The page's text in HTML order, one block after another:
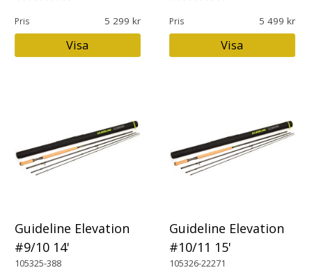
Pris 5 299
Visa
Pris 5 499
Visa
Guideline Elevation
#9/10 14'
105325-388
Guideline Elevation
#10/11 15'
105326-22271